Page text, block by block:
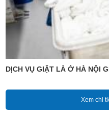
DỊCH VỤ GIẶT LÀ Ở HÀ NỘI
Xem chi